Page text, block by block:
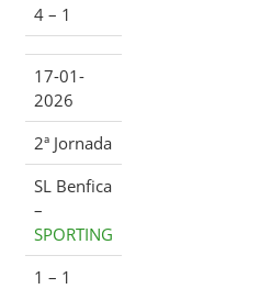
4 – 1
17-01-
2026
2ª Jornada
SL Benfica
–
SPORTING
1 – 1